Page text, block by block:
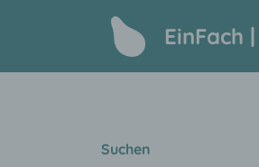
EinFach
Suchen